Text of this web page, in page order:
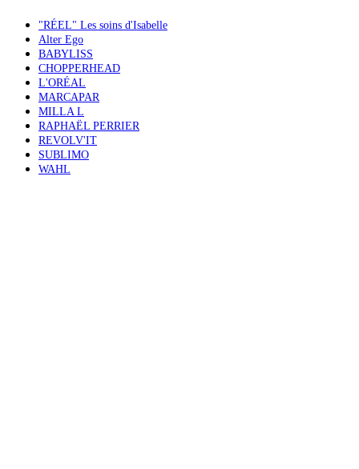
"RÉEL" Les soins d'Isabelle
Alter Ego
BABYLISS
CHOPPERHEAD
L'ORÉAL
MARCAPAR
MILLA L
RAPHAËL PERRIER
REVOLV'IT
SUBLIMO
WAHL